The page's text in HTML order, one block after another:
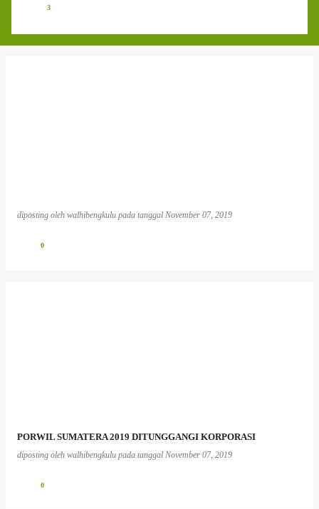
3
diposting oleh walhibengkulu pada tanggal November 07, 2019
0
PORWIL SUMATERA 2019 DITUNGGANGI KORPORASI
diposting oleh walhibengkulu pada tanggal November 07, 2019
0